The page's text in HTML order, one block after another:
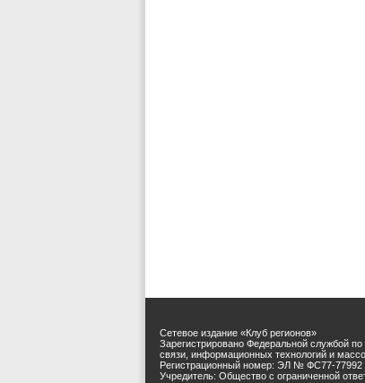
Сетевое издание «Клуб регионов»
Зарегистрировано Федеральной службой
связи, информационных технологий и
Регистрационный номер: ЭЛ № ФС77-77992
Учредитель: Общество с ограниченной